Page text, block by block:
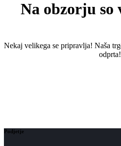
Na obzorju so
Nekaj ​​velikega se pripravlja! Naša
odprta!
Podjetje